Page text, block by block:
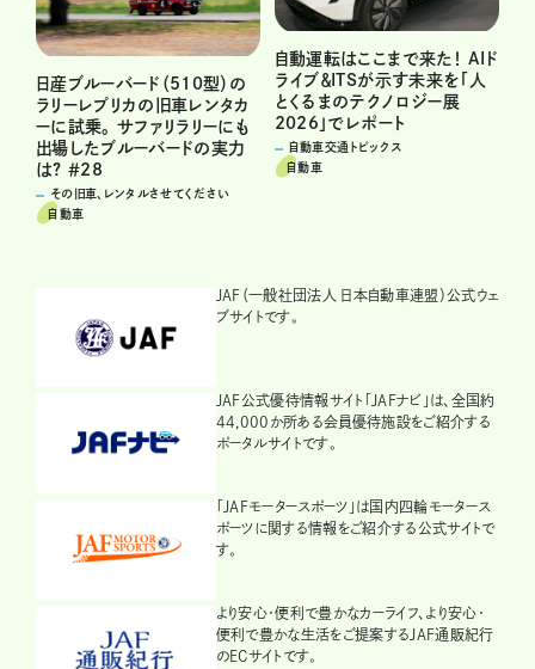
日産ブルーバード（510型）の
ラリーレプリカの旧車レンタカ
ーに試乗。 サファリラリーにも
出場したブルーバードの実力
は? ＃28
その旧車、レンタルさせてください
自動車
自動運転はここまで来た！ AIド
ライブ＆ITSが示す未来を「人
とくるまのテクノロジー展
2026」でレポート
自動車交通トピックス
自動車
JAF（一般社団法人 日本自動車連盟）公式ウェ
ブサイトです。
JAF公式優待情報サイト「JAFナビ」は、全国約
44,000か所ある会員優待施設をご紹介する
ポータルサイトです。
「JAFモータースポーツ」は国内四輪モータース
ポーツに関する情報をご紹介する公式サイトで
す。
より安心・便利で豊かなカーライフ、より安心・
便利で豊かな生活をご提案するJAF通販紀行
のECサイトです。